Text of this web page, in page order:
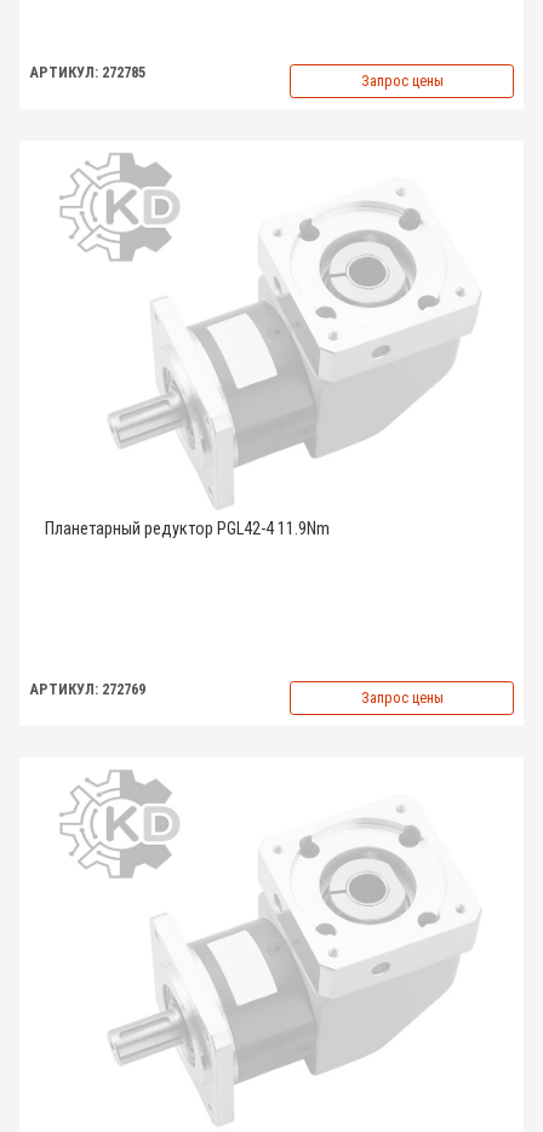
АРТИКУЛ: 272785 Запрос цены
Планетарный редуктор PGL42-4 11.9Nm
АРТИКУЛ: 272769 Запрос цены